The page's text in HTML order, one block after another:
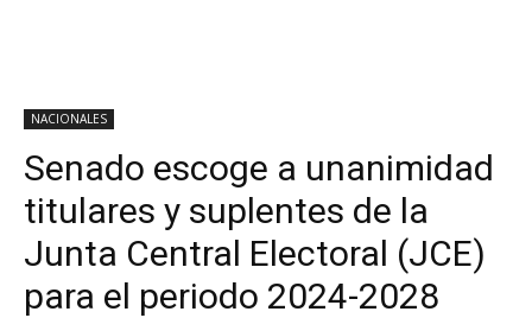
NACIONALES
Senado escoge a unanimidad
titulares y suplentes de la
Junta Central Electoral (JCE)
para el periodo 2024-2028